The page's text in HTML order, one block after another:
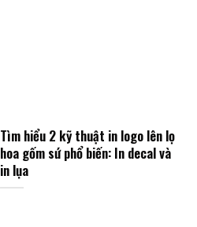
Tìm hiểu 2 kỹ thuật in logo lên lọ
hoa gốm sứ phổ biến: In decal và
in lụa